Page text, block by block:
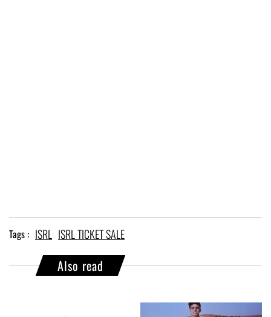
Tags : ISRL ISRL TICKET SALE
Also read